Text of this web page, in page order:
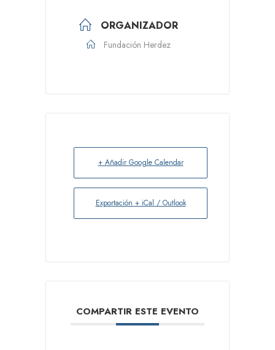
ORGANIZADOR
Fundación Herdez
+ Añadir Google Calendar
Exportación + iCal / Outlook
COMPARTIR ESTE EVENTO